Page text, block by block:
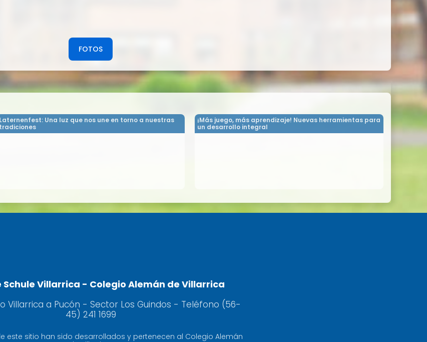
FOTOS
Laternenfest: Una luz que nos une en torno a nuestras
tradiciones
¡Más juego, más aprendizaje! Nuevas herramientas para
un desarrollo integral
Schule Villarrica - Colegio Alemán de Villarrica
Villarrica a Pucón - Sector Los Guindos - Teléfono (56-
45) 241 1699
este sitio han sido desarrollados y pertenecen al Colegio Alemán